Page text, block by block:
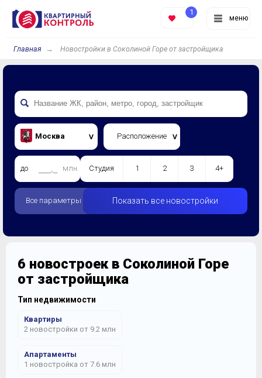
меню
1
Главная Новостройки в Соколиной Горе от застройщика
Москва Расположение
до млн. Студия 1 2 3 4+
Все параметры Показать все новостройки
6 новостроек в Соколиной Горе
от застройщика
Тип недвижимости
Квартиры
2 новостройки от 9.2 млн
Апартаменты
1 новостройка от 7.6 млн